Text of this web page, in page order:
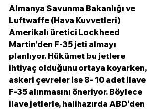
Almanya Savunma Bakanlığı ve
Luftwaffe (Hava Kuvvetleri)
Amerikalı üretici Lockheed
Martin'den F-35 jeti almayı
planlıyor. Hükümet bu jetlere
ihtiyaç olduğunu ortaya koyarken,
askeri çevreler ise 8- 10 adet ilave
F-35 alınmasını öneriyor. Böylece
ilave jetlerle, halihazırda ABD'den